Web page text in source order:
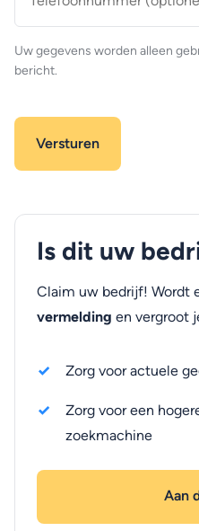
(optioneel)
Uw gegevens worden alleen
bericht.
Is dit uw
Claim uw bedrijf! Wordt
vermelding en vergroot
Zorg voor actuele
Zorg voor een
zoekmachine
Aan